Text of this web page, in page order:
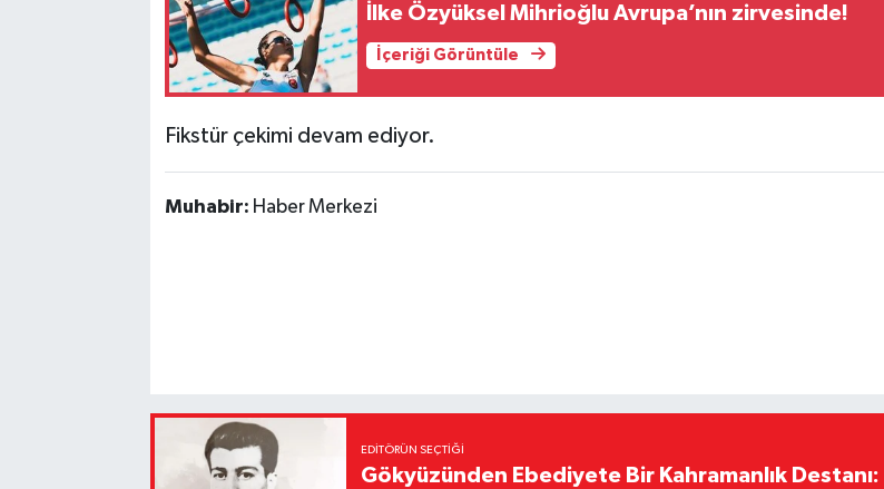
İlke Özyüksel Mihrioğlu Avrupa’nın zirvesinde!
İçeriği Görüntüle
Fikstür çekimi devam ediyor.
Muhabir: Haber Merkezi
EDITÖRÜN SEÇTIĞI
Gökyüzünden Ebediyete Bir Kahramanlık Destanı: